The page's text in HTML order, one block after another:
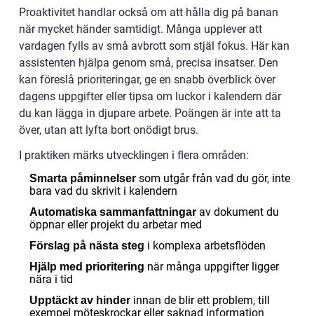
Proaktivitet handlar också om att hålla dig på banan
när mycket händer samtidigt. Många upplever att
vardagen fylls av små avbrott som stjäl fokus. Här kan
assistenten hjälpa genom små, precisa insatser. Den
kan föreslå prioriteringar, ge en snabb överblick över
dagens uppgifter eller tipsa om luckor i kalendern där
du kan lägga in djupare arbete. Poängen är inte att ta
över, utan att lyfta bort onödigt brus.
I praktiken märks utvecklingen i flera områden:
Smarta påminnelser som utgår från vad du gör, inte
bara vad du skrivit i kalendern
Automatiska sammanfattningar av dokument du
öppnar eller projekt du arbetar med
Förslag på nästa steg i komplexa arbetsflöden
Hjälp med prioritering när många uppgifter ligger
nära i tid
Upptäckt av hinder innan de blir ett problem, till
exempel möteskrockar eller saknad information